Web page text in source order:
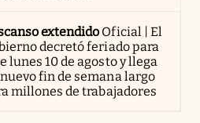
extendido Oficial | El
decretó feriado para
lunes 10 de agosto y llega
fin de semana largo
millones de trabajadores